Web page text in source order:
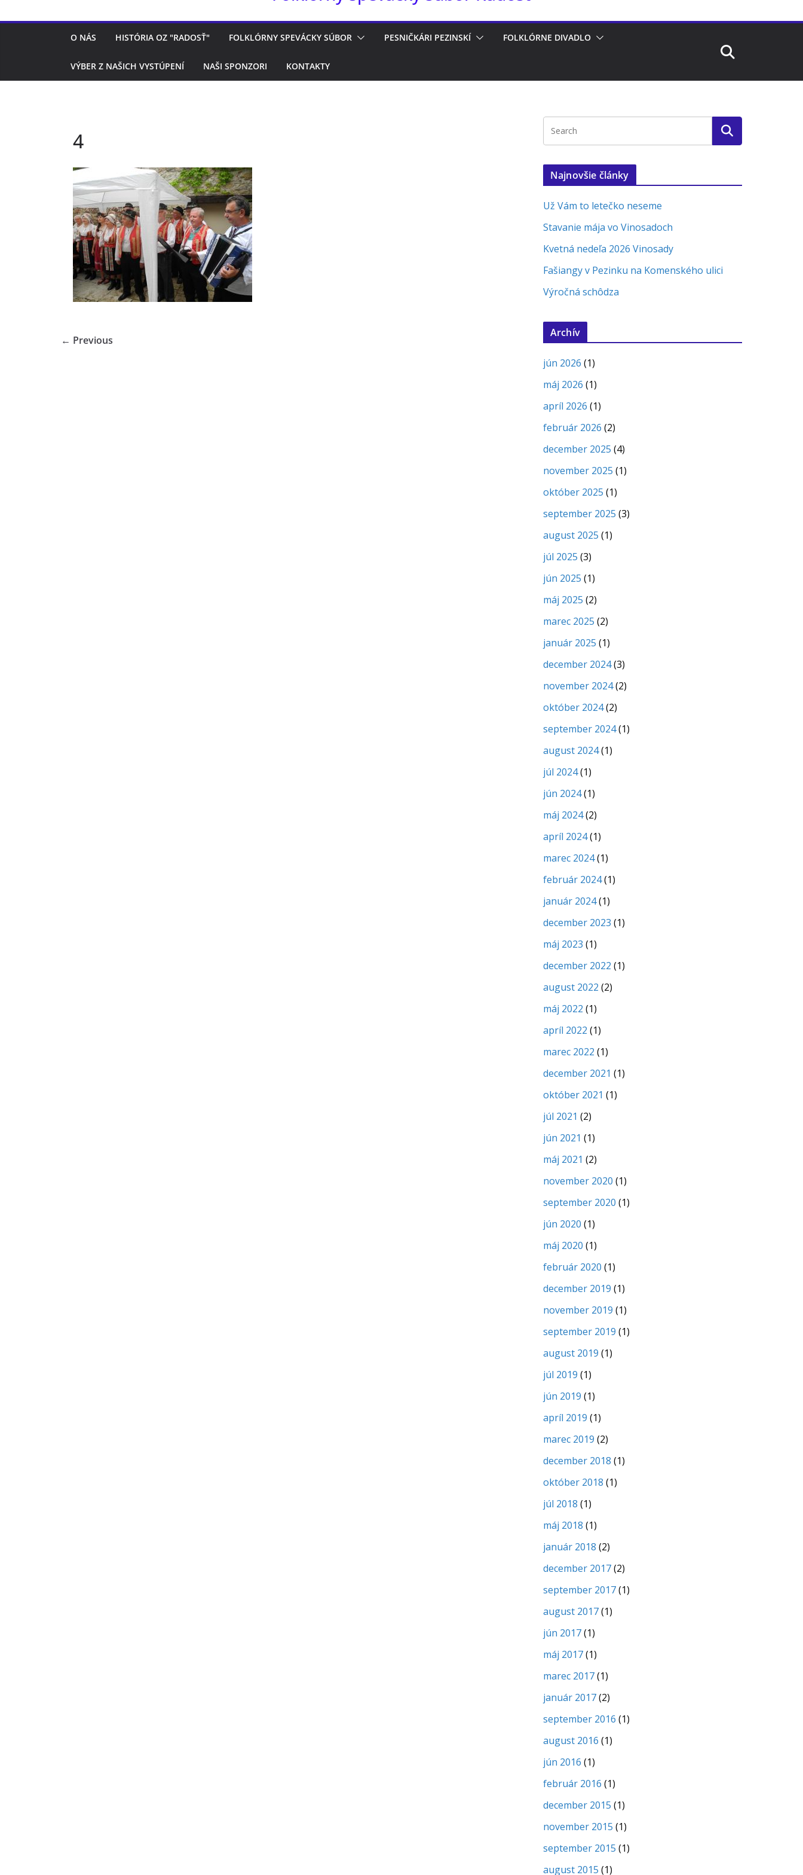
O NÁS HISTÓRIA OZ "RADOSŤ" FOLKLÓRNY SPEVÁCKY SÚBOR PESNIČKÁRI PEZINSKÍ FOLKLÓRNE DIVADLO
VÝBER Z NAŠICH VYSTÚPENÍ NAŠI SPONZORI KONTAKTY
4
← Previous
Najnovšie články
Už Vám to letečko neseme
Stavanie mája vo Vinosadoch
Kvetná nedeľa 2026 Vinosady
Fašiangy v Pezinku na Komenského ulici
Výročná schôdza
Archív
jún 2026 (1)
máj 2026 (1)
apríl 2026 (1)
február 2026 (2)
december 2025 (4)
november 2025 (1)
október 2025 (1)
september 2025 (3)
august 2025 (1)
júl 2025 (3)
jún 2025 (1)
máj 2025 (2)
marec 2025 (2)
január 2025 (1)
december 2024(3)
november 2024(2)
október 2024(2)
september 2024(1)
august 2024(1)
júl 2024(1)
jún 2024(1)
máj 2024(2)
apríl 2024(1)
marec 2024(1)
február 2024(1)
január 2024(1)
december 2023 (1)
máj 2023 (1)
december 2022 (1)
august 2022 (2)
máj 2022 (1)
apríl 2022 (1)
marec 2022 (1)
december 2021 (1)
október 2021 (1)
júl 2021 (2)
jún 2021 (1)
máj 2021 (2)
november 2020 (1)
september 2020 (1)
jún 2020 (1)
máj 2020 (1)
február 2020 (1)
december 2019 (1)
november 2019 (1)
september 2019 (1)
august 2019 (1)
júl 2019 (1)
jún 2019 (1)
apríl 2019 (1)
marec 2019 (2)
december 2018 (1)
október 2018 (1)
júl 2018 (1)
máj 2018 (1)
január 2018 (2)
december 2017(2)
september 2017(1)
august 2017(1)
jún 2017(1)
máj 2017(1)
marec 2017(1)
január 2017(2)
september 2016 (1)
august 2016 (1)
jún 2016 (1)
február 2016 (1)
december 2015 (1)
november 2015 (1)
september 2015 (1)
august 2015 (1)